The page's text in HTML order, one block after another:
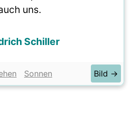
uns.
Schiller
Sonnen Bild →